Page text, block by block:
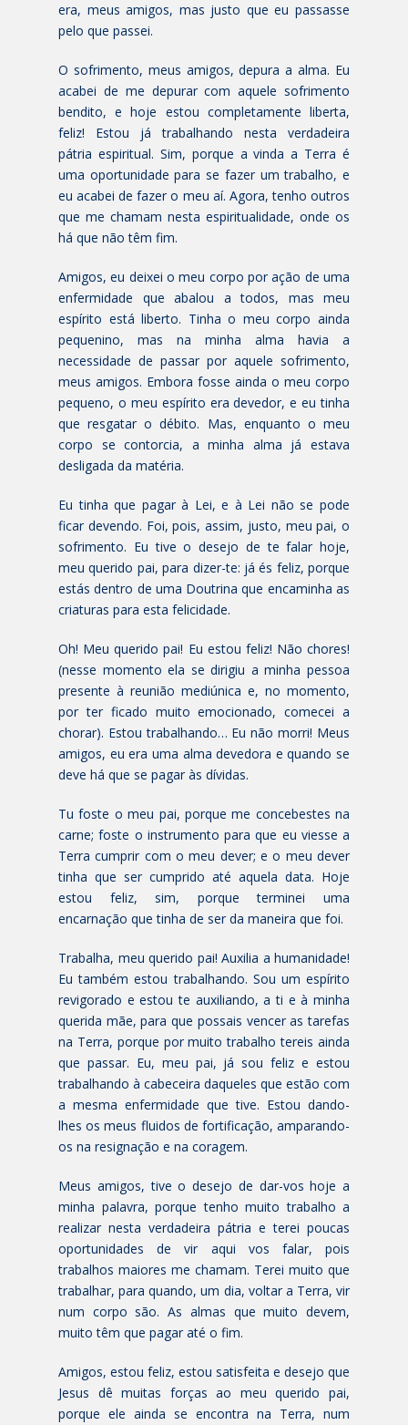
era, meus amigos, mas justo que eu passasse
pelo que passei.
O sofrimento, meus amigos, depura a alma. Eu
acabei de me depurar com aquele sofrimento
bendito, e hoje estou completamente liberta,
feliz! Estou já trabalhando nesta verdadeira
pátria espiritual. Sim, porque a vinda a Terra é
uma oportunidade para se fazer um trabalho, e
eu acabei de fazer o meu aí. Agora, tenho outros
que me chamam nesta espiritualidade, onde os
há que não têm fim.
Amigos, eu deixei o meu corpo por ação de uma
enfermidade que abalou a todos, mas meu
espírito está liberto. Tinha o meu corpo ainda
pequenino, mas na minha alma havia a
necessidade de passar por aquele sofrimento,
meus amigos. Embora fosse ainda o meu corpo
pequeno, o meu espírito era devedor, e eu tinha
que resgatar o débito. Mas, enquanto o meu
corpo se contorcia, a minha alma já estava
desligada da matéria.
Eu tinha que pagar à Lei, e à Lei não se pode
ficar devendo. Foi, pois, assim, justo, meu pai, o
sofrimento. Eu tive o desejo de te falar hoje,
meu querido pai, para dizer-te: já és feliz, porque
estás dentro de uma Doutrina que encaminha as
criaturas para esta felicidade.
Oh! Meu querido pai! Eu estou feliz! Não chores!
(nesse momento ela se dirigiu a minha pessoa
presente à reunião mediúnica e, no momento,
por ter ficado muito emocionado, comecei a
chorar). Estou trabalhando… Eu não morri! Meus
amigos, eu era uma alma devedora e quando se
deve há que se pagar às dívidas.
Tu foste o meu pai, porque me concebestes na
carne; foste o instrumento para que eu viesse a
Terra cumprir com o meu dever; e o meu dever
tinha que ser cumprido até aquela data. Hoje
estou feliz, sim, porque terminei uma
encarnação que tinha de ser da maneira que foi.
Trabalha, meu querido pai! Auxilia a humanidade!
Eu também estou trabalhando. Sou um espírito
revigorado e estou te auxiliando, a ti e à minha
querida mãe, para que possais vencer as tarefas
na Terra, porque por muito trabalho tereis ainda
que passar. Eu, meu pai, já sou feliz e estou
trabalhando à cabeceira daqueles que estão com
a mesma enfermidade que tive. Estou dando-
lhes os meus fluidos de fortificação, amparando-
os na resignação e na coragem.
Meus amigos, tive o desejo de dar-vos hoje a
minha palavra, porque tenho muito trabalho a
realizar nesta verdadeira pátria e terei poucas
oportunidades de vir aqui vos falar, pois
trabalhos maiores me chamam. Terei muito que
trabalhar, para quando, um dia, voltar a Terra, vir
num corpo são. As almas que muito devem,
muito têm que pagar até o fim.
Amigos, estou feliz, estou satisfeita e desejo que
Jesus dê muitas forças ao meu querido pai,
porque ele ainda se encontra na Terra, num